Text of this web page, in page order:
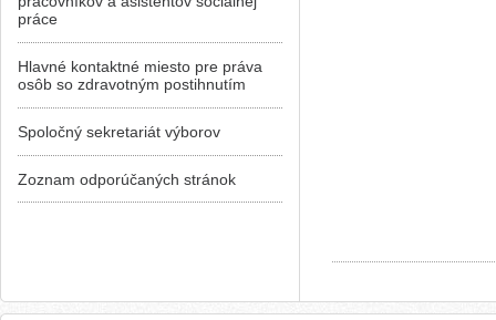
práce
Hlavné kontaktné miesto pre práva
osôb so zdravotným postihnutím
Spoločný sekretariát výborov
Zoznam odporúčaných stránok